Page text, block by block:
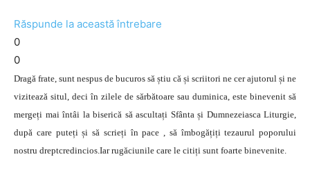
Răspunde la această întrebare
0
0
Dragă frate, sunt nespus de bucuros să știu că și scriitori ne cer ajutorul și ne
vizitează situl, deci în zilele de sărbătoare sau duminica, este binevenit să
mergeți mai întâi la biserică să ascultați Sfânta și Dumnezeiasca Liturgie,
după care puteți și să scrieți în pace , să îmbogățiți tezaurul poporului
nostru dreptcredincios.Iar rugăciunile care le citiți sunt foarte binevenite.